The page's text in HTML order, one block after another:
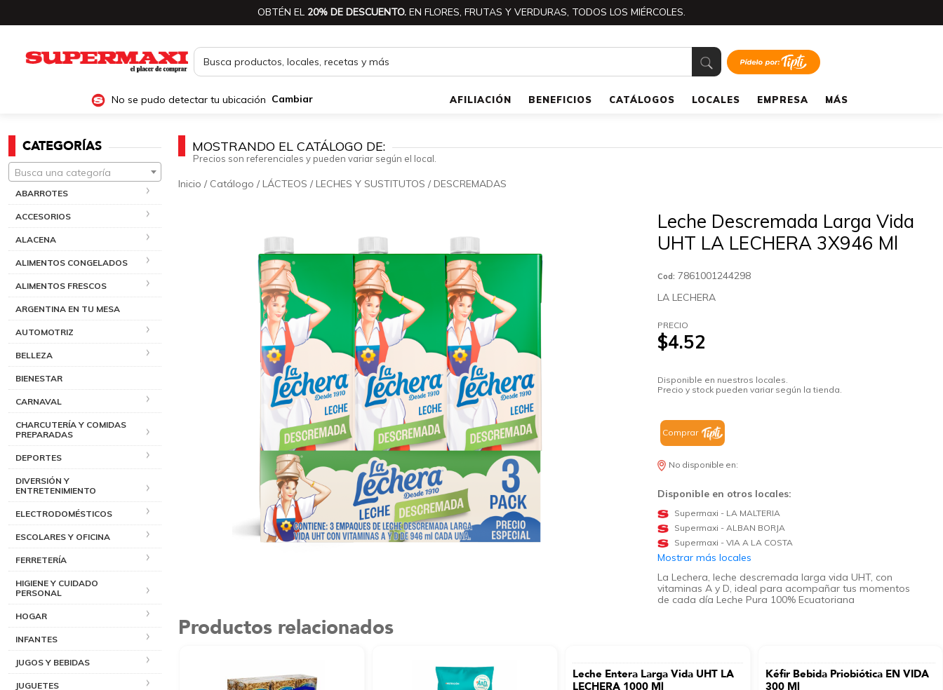
OBTÉN EL 20% DE DESCUENTO. EN FLORES, FRUTAS Y VERDURAS, TODOS LOS MIÉRCOLES.
No se pudo detectar tu ubicación Cambiar AFILIACIÓN BENEFICIOS CATÁLOGOS LOCALES EMPRESA MÁS
CATEGORÍAS
Busca una categoría
ABARROTES
ACCESORIOS
ALACENA
ALIMENTOS CONGELADOS
ALIMENTOS FRESCOS
ARGENTINA EN TU MESA
AUTOMOTRIZ
BELLEZA
BIENESTAR
CARNAVAL
CHARCUTERÍA Y COMIDAS
PREPARADAS
DEPORTES
DIVERSIÓN Y
ENTRETENIMIENTO
ELECTRODOMÉSTICOS
ESCOLARES Y OFICINA
FERRETERÍA
HIGIENE Y CUIDADO
PERSONAL
HOGAR
INFANTES
JUGOS Y BEBIDAS
JUGUETES
MOSTRANDO EL CATÁLOGO DE:
Precios son referenciales y pueden variar según el local.
Inicio / Catálogo / LÁCTEOS / LECHES Y SUSTITUTOS / DESCREMADAS
Leche Descremada Larga Vida
UHT LA LECHERA 3X946 Ml
Cod: 7861001244298
LA LECHERA
PRECIO
$4.52
Disponible en nuestros locales.
Precio y stock pueden variar según la tienda.
Comprar
No disponible en:
Disponible en otros locales:
Supermaxi - LA MALTERIA
Supermaxi - ALBAN BORJA
Supermaxi - VIA A LA COSTA
Mostrar más locales
La Lechera, leche descremada larga vida UHT, con
vitaminas A y D, ideal para acompañar tus momentos
de cada día Leche Pura 100% Ecuatoriana
Productos relacionados
Leche Entera Larga Vida UHT LA
LECHERA 1000 Ml
Kéfir Bebida Priobiótica EN VIDA
300 Ml